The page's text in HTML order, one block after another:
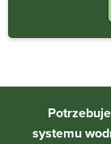
systemu